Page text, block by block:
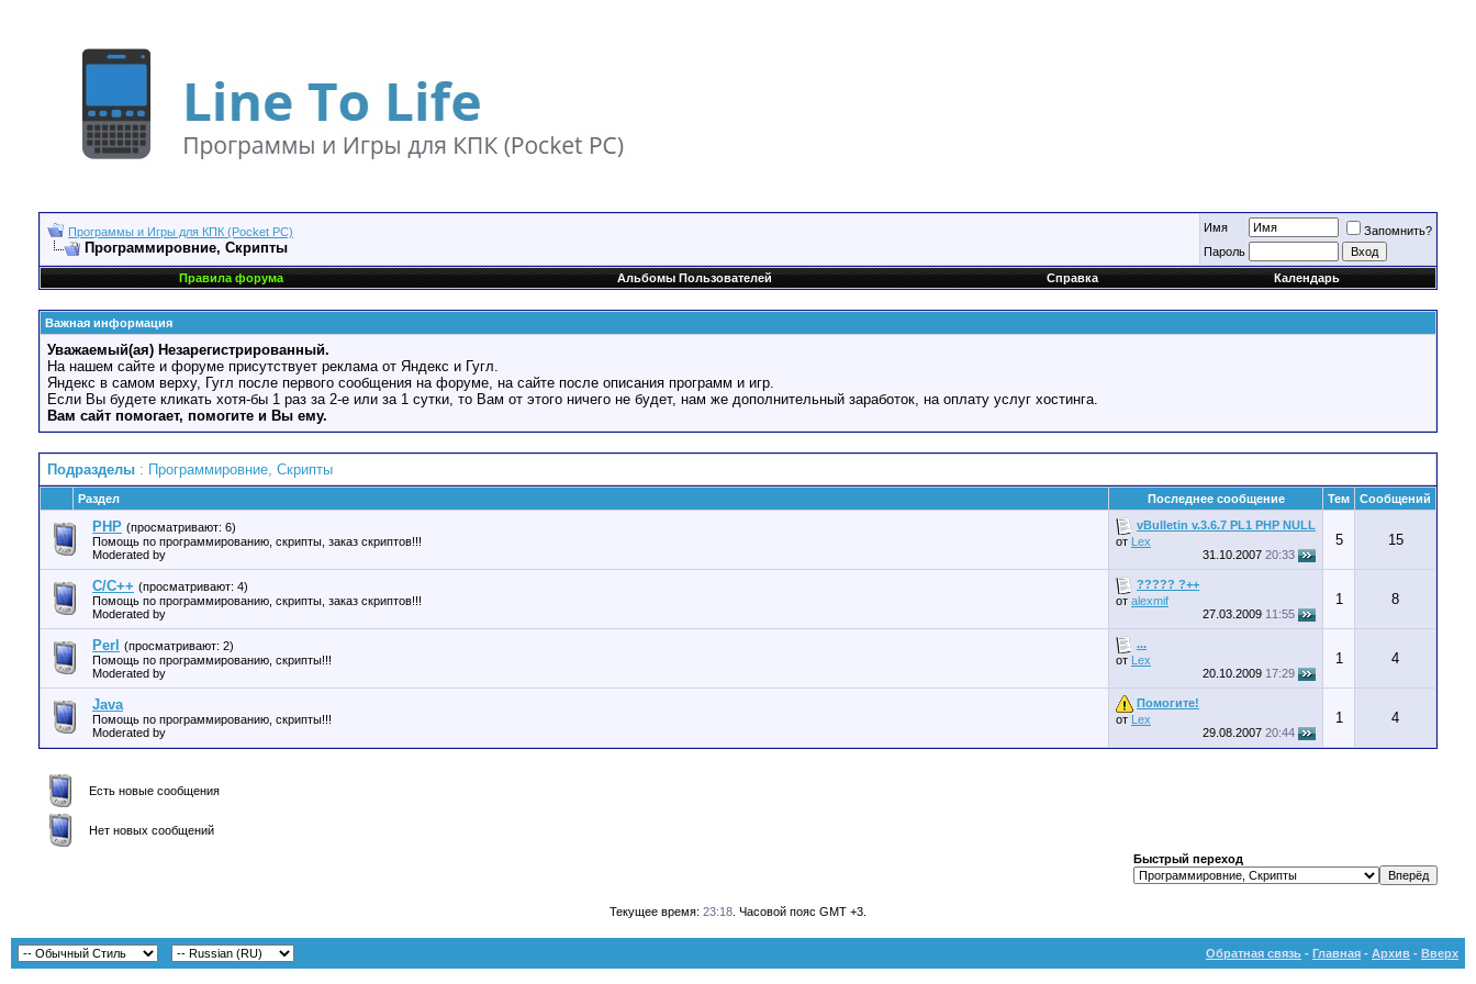
Программы и Игры для КПК (Pocket PC)
Программировние, Скрипты
Имя
Запомнить?
Пароль
Правила форума
Альбомы Пользователей Справка Календарь
Важная информация
Уважаемый(ая) Незарегистрированный.
На нашем сайте и форуме присутствует реклама от Яндекс и Гугл.
Яндекс в самом верху, Гугл после первого сообщения на форуме, на сайте после описания программ и игр.
Если Вы будете кликать хотя-бы 1 раз за 2-е или за 1 сутки, то Вам от этого ничего не будет, нам же дополнительный заработок, на оплату услуг хостинга.
Вам сайт помогает, помогите и Вы ему.
Подразделы : Программировние, Скрипты
Раздел Последнее сообщение Тем Сообщений
PHP (просматривают: 6)
Помощь по программированию, скрипты, заказ скриптов!!!
Moderated by
vBulletin v.3.6.7 PL1 PHP NULL
от Lex
31.10.2007 20:33
5 15
C/C++ (просматривают: 4)
Помощь по программированию, скрипты, заказ скриптов!!!
Moderated by
????? ?++
от alexmif
27.03.2009 11:55
1 8
Perl
(просматривают: 2)
Помощь по программированию, скрипты!!!
Moderated by
...
от Lex
20.10.2009 17:29
1 4
Java
Помощь по программированию, скрипты!!!
Moderated by
Помогите!
от Lex
29.08.2007 20:44
1 4
Есть новые сообщения
Нет новых сообщений
Быстрый переход
Текущее время: 23:18 . Часовой пояс GMT +3.
Обратная связь - Главная - Архив - Вверх